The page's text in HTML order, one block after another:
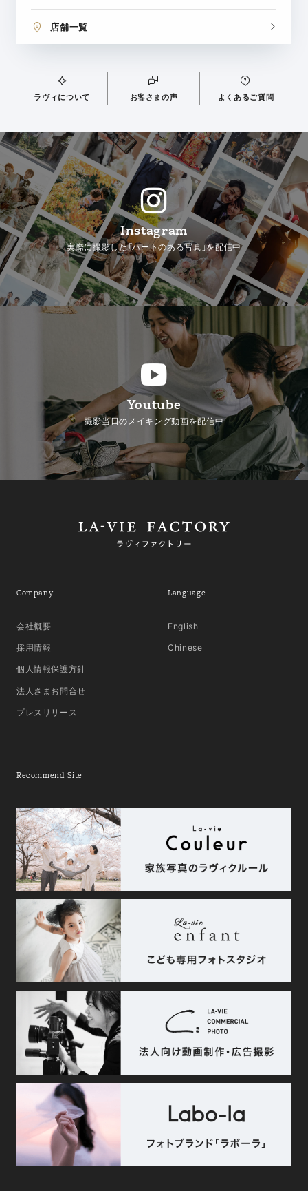
店舗一覧
ラヴィについて お客さまの声 よくあるご質問
Instagram
実際に撮影した「ハートのある写真」を配信中
Youtube
撮影当日のメイキング動画を配信中
Company
会社概要
採用情報
個人情報保護方針
法人さまお問合せ
プレスリリース
Language
English
Chinese
Recommend Site